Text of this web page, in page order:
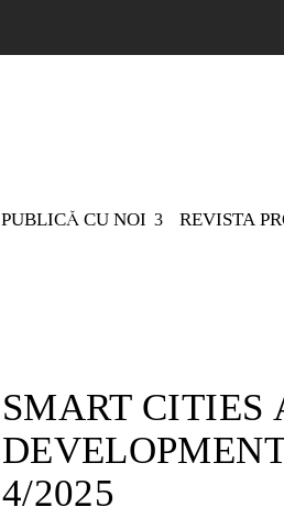
PUBLICĂ CU NOI REVISTA
SMART CITIES
4/2025